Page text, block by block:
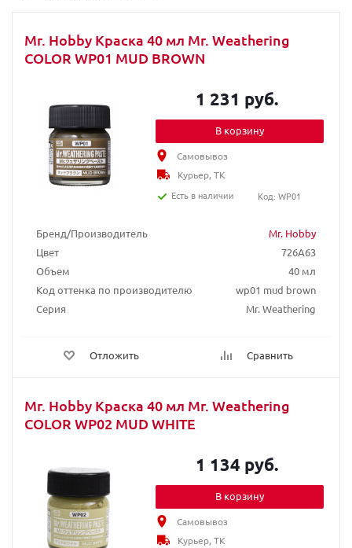
Mr. Hobby Краска 40 мл Mr. Weathering
COLOR WP01 MUD BROWN
Бренд/Производитель
Mr. Hobby
Цвет
726A63
Объем
40 мл
Код оттенка по производителю
wp01 mud brown
Серия
Mr. Weathering
Отложить Сравнить
1 231 руб.
В корзину
Самовывоз
Курьер, ТК
Есть в наличии
Код: WP01
Mr. Hobby Краска 40 мл Mr. Weathering
COLOR WP02 MUD WHITE
1 134 руб.
В корзину
Самовывоз
Курьер, ТК